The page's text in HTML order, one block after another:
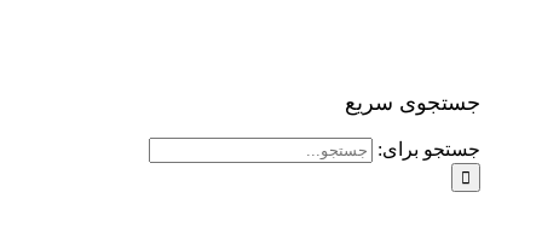
جستجوی سریع
جستجو برای: